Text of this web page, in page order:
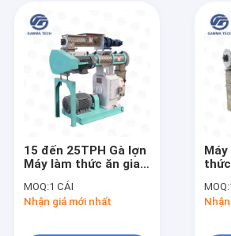
15 đến 25TPH Gà lợn
Máy làm thức ăn gia
cầm Máy tạo hạt
thức ăn chăn nuôi
cho nhà máy thức ăn
MOQ:1 CÁI
Nhận giá mới nhất
viên
MOQ: